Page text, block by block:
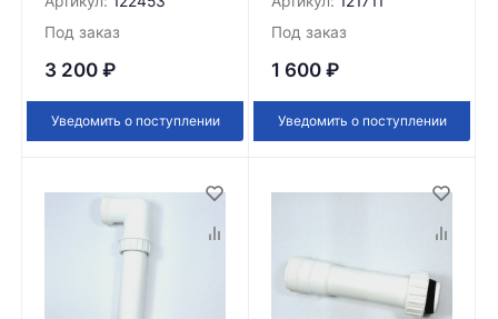
Под заказ
3 200 ₽
Уведомить о поступлении
Под заказ
1 600 ₽
Уведомить о поступлении